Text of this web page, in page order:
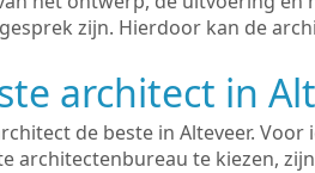
zijn. Hierdoor kan de
architect in
de beste in Alteveer.
architectenbureau te kiezen,